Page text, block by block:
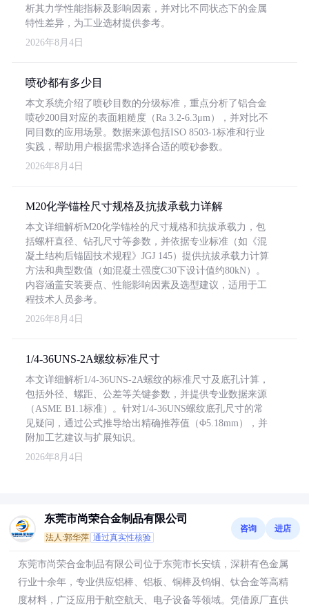
析其力学性能指标及影响因素，并对比不同状态下的金属
特性差异，为工业选材提供参考。
2026年8月4日
喷砂都有多少目
本文系统介绍了喷砂目数的分级标准，重点分析了铝合金
喷砂200目对应的表面粗糙度（Ra 3.2-6.3μm），并对比不
同目数的应用场景。数据来源包括ISO 8503-1标准和行业
实践，帮助用户根据需求选择合适的喷砂参数。
2026年8月4日
M20化学锚栓尺寸规格及抗拔承载力详解
本文详细解析M20化学锚栓的尺寸规格和抗拔承载力，包
括螺杆直径、钻孔尺寸等参数，并依据专业标准（如《混
凝土结构后锚固技术规程》JGJ 145）提供抗拔承载力计算
方法和典型数值（如混凝土强度C30下设计值约80kN）。
内容涵盖安装要点、性能影响因素及选型建议，适用于工
程技术人员参考。
2026年8月4日
1/4-36UNS-2A螺纹标准尺寸
本文详细解析1/4-36UNS-2A螺纹的标准尺寸及底孔计算，
包括外径、螺距、公差等关键参数，并提供专业数据来源
（ASME B1.1标准）。针对1/4-36UNS螺纹底孔尺寸的常
见疑问，通过公式推导给出精确推荐值（Φ5.18mm），并
附加工艺建议与扩展知识。
2026年8月4日
东莞市尚荣合金制品有限公司
法人:郭华萍 通过真实性核验
咨询 进店
东莞市尚荣合金制品有限公司位于东莞市长安镇，深耕有色金属
行业十余年，专业供应铝棒、铝板、铜棒及钨铜、钛合金等高精
度材料，广泛应用于航空航天、电子设备等领域。凭借原厂直供